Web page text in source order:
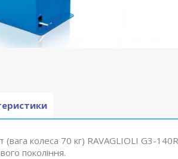
(вага колеса 70 кг) RAVAGLIOLI G3-
покоління.